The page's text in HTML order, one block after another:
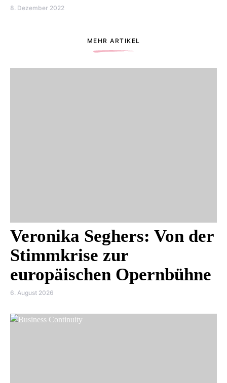
8. Dezember 2022
MEHR ARTIKEL
Veronika Seghers: Von der
Stimmkrise zur
europäischen Opernbühne
6. August 2026